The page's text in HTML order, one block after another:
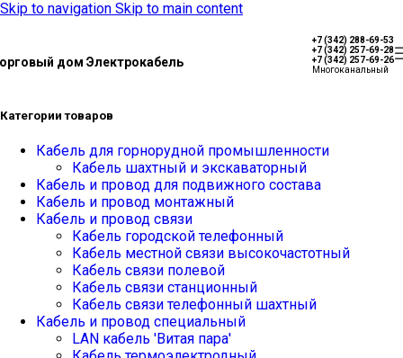
Skip to navigation Skip to main content
дом Электрокабель
+7 (342) 288-69-53
+7 (342) 257-69-28
+7 (342) 257-69-26
Многоканальный
Категории товаров
Кабель для горнорудной промышленности
Кабель шахтный и экскаваторный
Кабель и провод для подвижного состава
Кабель и провод монтажный
Кабель и провод связи
Кабель городской телефонный
Кабель местной связи высокочастотный
Кабель связи полевой
Кабель связи станционный
Кабель связи телефонный шахтный
Кабель и провод специальный
LAN кабель 'Витая пара'